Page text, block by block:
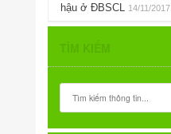
hậu ở ĐBSCL
14/11/2017